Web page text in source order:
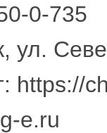
0-735
ул.
https://
e.ru